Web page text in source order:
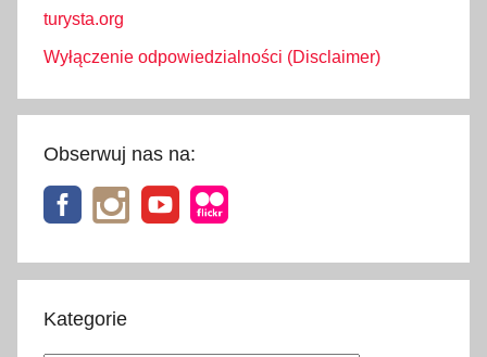
turysta.org
Wyłączenie odpowiedzialności (Disclaimer)
Obserwuj nas na:
Kategorie